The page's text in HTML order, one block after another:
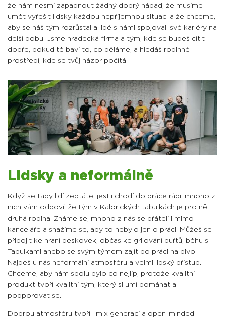
že nám nesmí zapadnout žádný dobrý nápad, že musíme
umět vyřešit lidsky každou nepříjemnou situaci a že chceme,
aby se náš tým rozrůstal a lidé s námi spojovali své kariéry na
delší dobu. Jsme hradecká firma a tým, kde se budeš cítit
dobře, pokud tě baví to, co děláme, a hledáš rodinné
prostředí, kde se tvůj názor počítá.
Lidsky a neformálně
Když se tady lidí zeptáte, jestli chodí do práce rádi, mnoho z
nich vám odpoví, že tým v Kalorických tabulkách je pro ně
druhá rodina. Známe se, mnoho z nás se přátelí i mimo
kanceláře a snažíme se, aby to nebylo jen o práci. Můžeš se
připojit ke hraní deskovek, občas ke grilování buřtů, běhu s
Tabulkami anebo se svým týmem zajít po práci na pivo.
Najdeš u nás neformální atmosféru a velmi lidský přístup.
Chceme, aby nám spolu bylo co nejlíp, protože kvalitní
produkt tvoří kvalitní tým, který si umí pomáhat a
podporovat se.
Dobrou atmosféru tvoří i mix generací a open-minded